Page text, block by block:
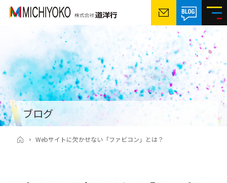
ブログ
Webサイトに欠かせない「ファビコン」とは？